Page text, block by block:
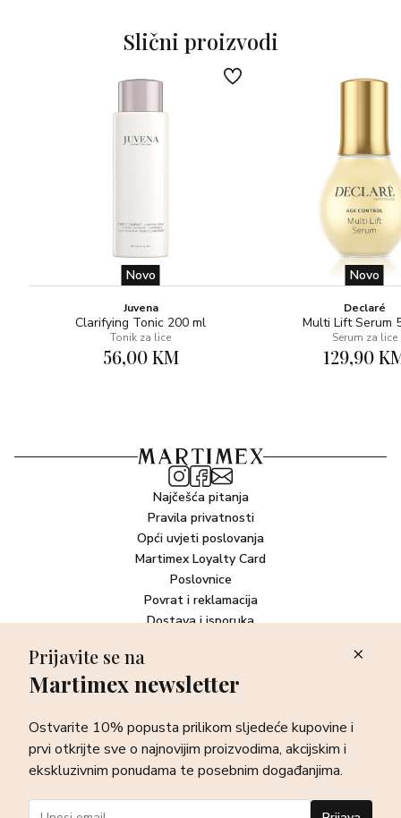
uravnotežiti. Nježno umasirajte tekućinu i po potrebi
nanesite svoju klasičnu hidratantnu kremu.
Slični proizvodi
Novo
Juvena
Clarifying Tonic 200 ml
Tonik za lice
56,00 KM
Novo
Declaré
Multi Lift Serum
Serum za lice
129,90
Najčešća pitanja
Pravila privatnosti
Opći uvjeti poslovanja
Martimex Loyalty Card
Poslovnice
Povrat i reklamacija
Dostava i isporuka
Newsletter
sve o najnovijim proizvodima, akcijskim i ekskluzivnim
ponudama te posebnim događanjima.
Prijava
Prijavite se na
Martimex newsletter
Ostvarite 10% popusta prilikom sljedeće kupovine i
prvi otkrijte sve o najnovijim proizvodima, akcijskim i
ekskluzivnim ponudama te posebnim događanjima.